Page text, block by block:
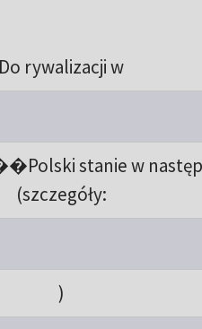
Do rywalizacji w
stanie w
(szczegóły:
)